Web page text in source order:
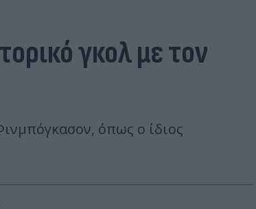
γκολ με τον
όπως ο ίδιος